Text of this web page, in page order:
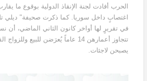
الحرب أفادت لجنة الإنقاذ الدولية بوقوع ما
اغتصابٍ داخل سوريا. كما ذكرت صحيفة" ديلي
في تقريرٍ لها أواخر كانون الثاني الماضي، أن
تتجاوز أعمارهن 14 عاماً يُعرَضن للبيع
يصبحن لاجئات.